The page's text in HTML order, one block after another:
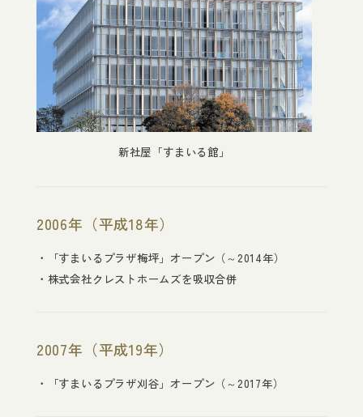
新社屋「すまいる館」
2006年（平成18年）
「すまいるプラザ梅坪」オープン（～2014年）
株式会社クレストホームズを吸収合併
2007年（平成19年）
「すまいるプラザ刈谷」オープン（～2017年）